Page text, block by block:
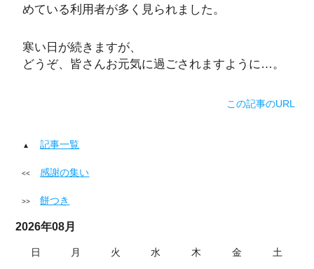
めている利用者が多く見られました。
寒い日が続きますが、
どうぞ、皆さんお元気に過ごされますように…。
この記事のURL
記事一覧
感謝の集い
餅つき
2026年08月
日 月 火 水 木 金
土